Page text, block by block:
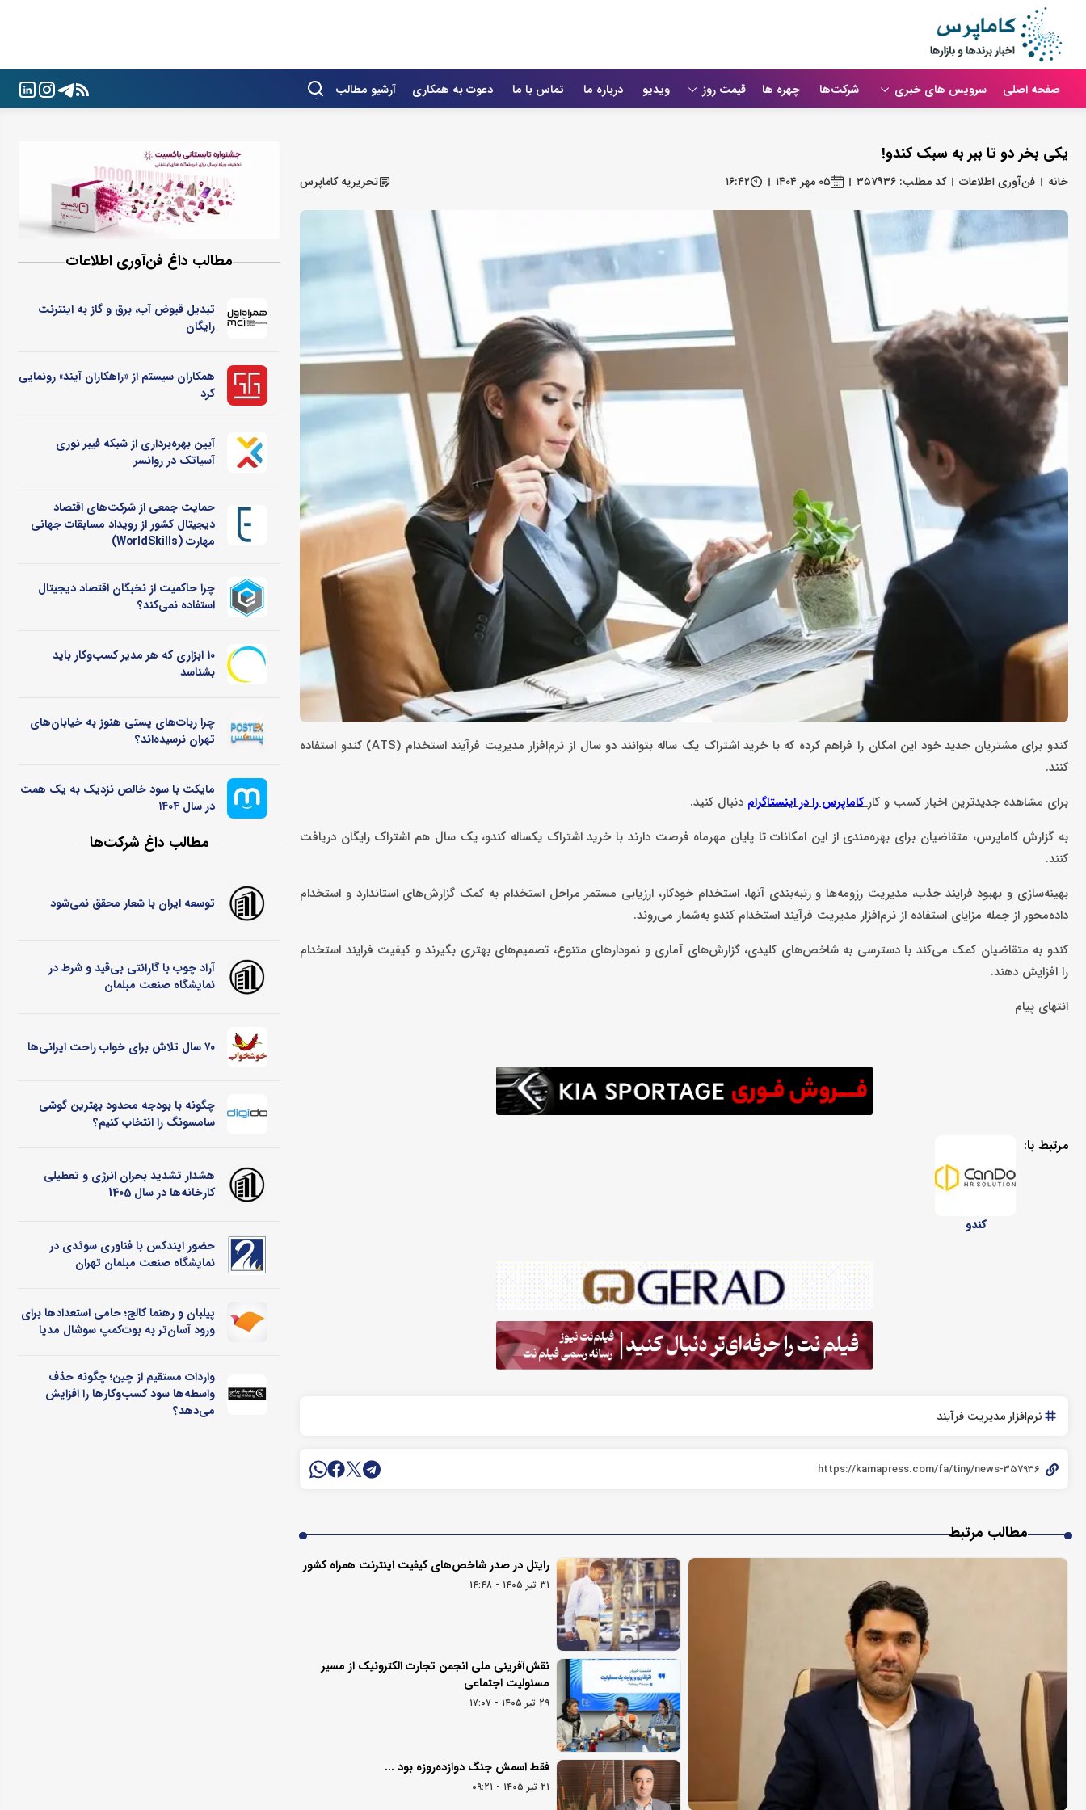
صفحه اصلی سرویس های خبری شرکت‌ها چهره ها قیمت روز ویدیو درباره ما تماس با ما دعوت به همکاری آرشیو مطالب
یکی بخر دو تا ببر به سبک کندو!
خانه فن‌آوری اطلاعات کد مطلب: ۳۵۷۹۳۶ ۰۵ مهر ۱۴۰۴ ۱۶:۴۲ تحریریه کاماپرس
کندو برای مشتریان جدید خود این امکان را فراهم کرده که با خرید اشتراک یک ساله بتوانند دو سال از نرم‌افزار مدیریت فرآیند استخدام (ATS) کندو استفاده
کنند.
برای مشاهده جدیدترین اخبار کسب و کار کاماپرس را در اینستاگرام دنبال کنید.
به گزارش کاماپرس، متقاضیان برای بهره‌مندی از این امکانات تا پایان مهرماه فرصت دارند با خرید اشتراک یکساله کندو، یک سال هم اشتراک رایگان دریافت
کنند.
بهینه‌سازی و بهبود فرایند جذب، مدیریت رزومه‌ها و رتبه‌بندی آنها، استخدام خودکار، ارزیابی مستمر مراحل استخدام به کمک گزارش‌های استاندارد و استخدام
داده‌محور از جمله مزایای استفاده از نرم‌افزار مدیریت فرآیند استخدام کندو به‌شمار می‌روند.
کندو به متقاضیان کمک می‌کند با دسترسی به شاخص‌های کلیدی، گزارش‌های آماری و نمودارهای متنوع، تصمیم‌های بهتری بگیرند و کیفیت فرایند استخدام
را افزایش دهند.
انتهای پیام
مرتبط با:
کندو
نرم‌افزار مدیریت فرآیند
مطالب مرتبط
رایتل در صدر شاخص‌های کیفیت اینترنت همراه کشور
۳۱ تیر ۱۴۰۵ - ۱۴:۴۸
نقش‌آفرینی ملی انجمن تجارت الکترونیک از مسیر
مسئولیت اجتماعی
۲۹ تیر ۱۴۰۵ - ۱۷:۰۷
فقط اسمش جنگ دوازده‌روزه بود ...
۲۱ تیر ۱۴۰۵ - ۰۹:۲۱
مطالب داغ فن‌آوری اطلاعات
تبدیل قبوض آب، برق و گاز به اینترنت
رایگان
همکاران سیستم از «راهکاران آیند» رونمایی
کرد
آیین بهره‌برداری از شبکه فیبر نوری
آسیاتک در روانسر
حمایت جمعی از شرکت‌های اقتصاد
دیجیتال کشور از رویداد مسابقات جهانی
مهارت (WorldSkills)
چرا حاکمیت از نخبگان اقتصاد دیجیتال
استفاده نمی‌کند؟
۱۰ ابزاری که هر مدیر کسب‌وکار باید
بشناسد
چرا ربات‌های پستی هنوز به خیابان‌های
تهران نرسیده‌اند؟
مایکت با سود خالص نزدیک به یک همت
در سال ۱۴۰۴
مطالب داغ شرکت‌ها
توسعه ایران با شعار محقق نمی‌شود
آراد چوب با گارانتی بی‌قید و شرط در
نمایشگاه صنعت مبلمان
۷۰ سال تلاش برای خواب راحت ایرانی‌ها
چگونه با بودجه محدود بهترین گوشی
سامسونگ را انتخاب کنیم؟
هشدار تشدید بحران انرژی و تعطیلی
کارخانه‌ها در سال 1405
حضور ایندکس با فناوری سوئدی در
نمایشگاه صنعت مبلمان تهران
پیلبان و رهنما کالج؛ حامی استعدادها برای
ورود آسان‌تر به بوت‌کمپ سوشال مدیا
واردات مستقیم از چین؛ چگونه حذف
واسطه‌ها سود کسب‌وکارها را افزایش
می‌دهد؟